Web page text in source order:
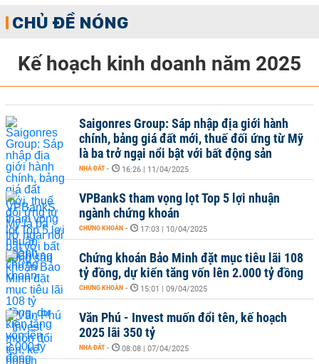
CHỦ ĐỀ NÓNG
Kế hoạch kinh doanh năm 2025
Saigonres Group: Sáp nhập địa giới hành
chính, bảng giá đất mới, thuế đối ứng từ Mỹ
là ba trở ngại nổi bật với bất động sản
NHÀ ĐẤT - 16:26 | 11/04/2025
VPBankS tham vọng lọt Top 5 lợi nhuận
ngành chứng khoán
CHỨNG KHOÁN - 17:03 | 10/04/2025
Chứng khoán Bảo Minh đặt mục tiêu lãi 108
tỷ đồng, dự kiến tăng vốn lên 2.000 tỷ đồng
CHỨNG KHOÁN - 15:01 | 09/04/2025
Văn Phú - Invest muốn đổi tên, kế hoạch
2025 lãi 350 tỷ
NHÀ ĐẤT - 08:08 | 07/04/2025